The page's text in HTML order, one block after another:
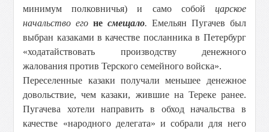
минимум полковничья) и само собой царское
начальство егоне смещало. Емельян Пугачев был
выбран казаками в качестве посланника в Петербург
«ходатайствовать производству денежного
жалования против Терского семейного войска».
Переселенные казаки получали меньшее денежное
довольствие, чем казаки, жившие на Тереке ранее.
Пугачева хотели направить в обход начальства в
качестве «народного делегата» и собрали для него